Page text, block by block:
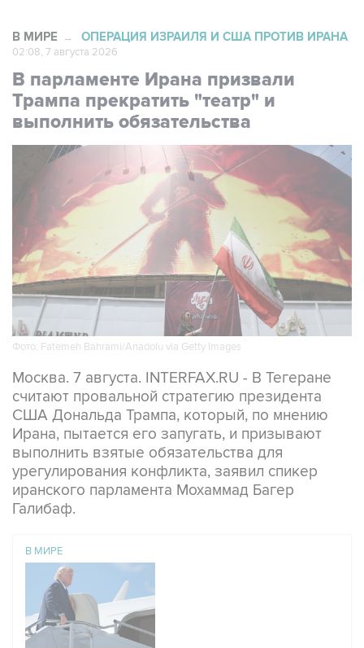
В МИРЕ → ОПЕРАЦИЯ ИЗРАИЛЯ И США ПРОТИВ ИРАНА
02:08, 7 августа 2026
В парламенте Ирана призвали
Трампа прекратить "театр" и
выполнить обязательства
Фото: Fatemeh Bahrami/Anadolu via Getty Images
Москва. 7 августа. INTERFAX.RU - В Тегеране
считают провальной стратегию президента
США Дональда Трампа, который, по мнению
Ирана, пытается его запугать, и призывают
выполнить взятые обязательства для
урегулирования конфликта, заявил спикер
иранского парламента Мохаммад Багер
Галибаф.
В МИРЕ